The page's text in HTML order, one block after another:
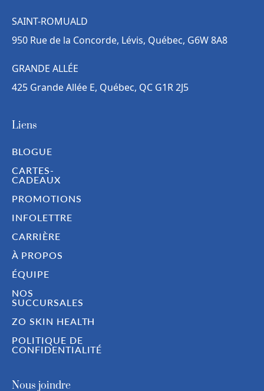
SAINT-ROMUALD
950 Rue de la Concorde, Lévis, Québec, G6W 8A8
GRANDE ALLÉE
425 Grande Allée E, Québec, QC G1R 2J5
Liens
BLOGUE
CARTES-
CADEAUX
PROMOTIONS
INFOLETTRE
CARRIÈRE
À PROPOS
ÉQUIPE
NOS
SUCCURSALES
ZO SKIN HEALTH
POLITIQUE DE
CONFIDENTIALITÉ
Nous joindre